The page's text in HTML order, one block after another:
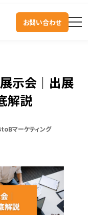
お問い合わせ
示会｜出展
解説
マーケティング